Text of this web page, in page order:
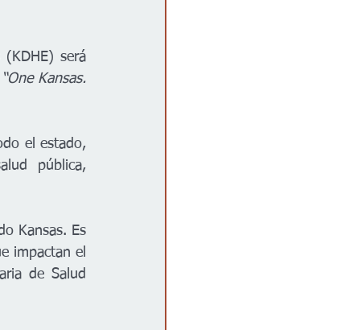
será
“One Kansas.
el estado,
pública,
Kansas. Es
impactan el
de Salud